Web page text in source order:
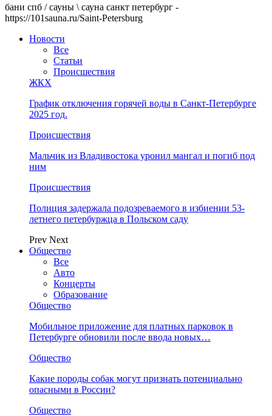
бани спб / сауны \ сауна санкт петербург -
https://101sauna.ru/Saint-Petersburg
Новости
Все
Статьи
Происшествия
ЖКХ
График отключения горячей воды в Санкт-Петербурге
2025 год.
Происшествия
Мальчик из Владивостока уронил мангал и погиб под
ним
Происшествия
Полиция задержала подозреваемого в избиении 53-
летнего петербуржца в Польском саду
Prev Next
Общество
Все
Авто
Концерты
Образование
Общество
Мобильное приложение для платных парковок в
Петербурге обновили после ввода новых…
Общество
Какие породы собак могут признать потенциально
опасными в России?
Общество